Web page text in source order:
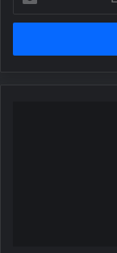
posta
adresinizi